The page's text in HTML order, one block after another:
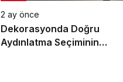
2 ay önce
Dekorasyonda Doğru
Aydınlatma Seçiminin